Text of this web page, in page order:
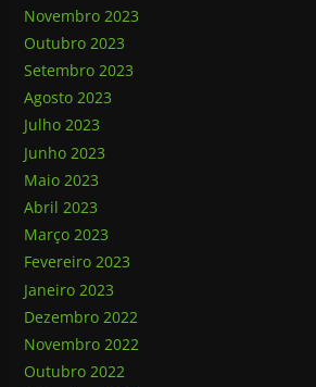
Novembro 2023
Outubro 2023
Setembro 2023
Agosto 2023
Julho 2023
Junho 2023
Maio 2023
Abril 2023
Março 2023
Fevereiro 2023
Janeiro 2023
Dezembro 2022
Novembro 2022
Outubro 2022